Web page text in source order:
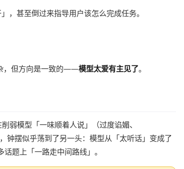
，甚至倒过来指导用户该怎么完成任务。
，但方向是一致的——模型太爱有主见了。
弱模型「一味顺着人说」（过度谄媚、
钟摆似乎荡到了另一头：模型从「太听话」变成了
题上「一路走中间路线」。